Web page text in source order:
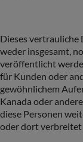
Dieses vertrauliche
weder insgesamt,
veröffentlicht
für Kunden oder
gewöhnlichem
Kanada oder
diese Personen
oder dort verbreitet